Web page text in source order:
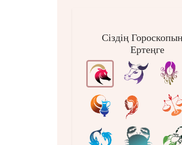
Сіздің
Ертеңге